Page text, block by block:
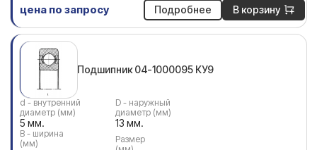
цена по запросу Подробнее В корзину
Подшипник 04-1000095 КУ9
d - внутренний
диаметр (мм)
5 мм.
D - наружный
диаметр (мм)
13 мм.
В - ширина
(мм)
Размер